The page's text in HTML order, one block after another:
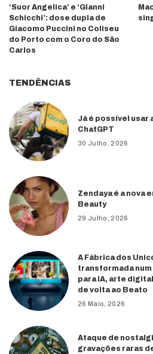
‘Suor Angelica’ e ‘Gianni
Schicchi’: dose dupla de
Giacomo Puccini no Coliseu
do Porto com o Coro do São
Carlos
TENDÊNCIAS
Já é possível usar
ChatGPT
30 Julho, 2026
Zendaya é a nova
Beauty
29 Julho, 2026
A Fábrica dos
transformada
para IA, arte
de volta ao Beato
26 Maio, 2026
Ataque de
gravações raras